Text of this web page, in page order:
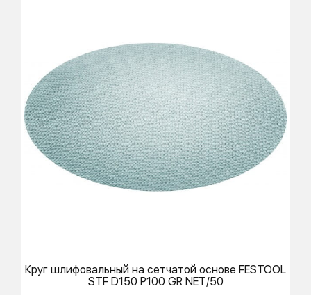
Круг шлифовальный на сетчатой основе FESTOOL
STF D150 P100 GR NET/50